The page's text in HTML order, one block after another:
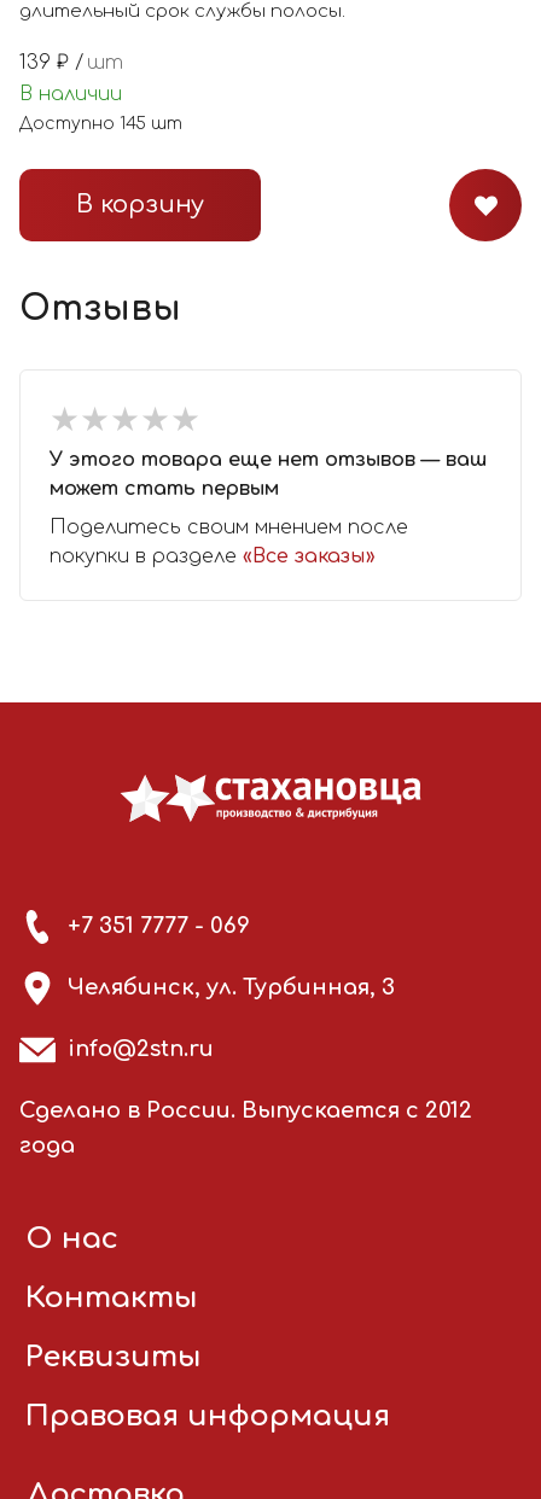
длительный срок службы полосы.
139 ₽ / шт
В наличии
Доступно 145 шт
В корзину
Отзывы
★★★★★
★★★★★
У этого товара еще нет отзывов — ваш
может стать первым
Поделитесь своим мнением после
покупки в разделе «Все заказы»
+7 351 7777 - 069
Челябинск, ул. Турбинная, 3
info@2stn.ru
Сделано в России. Выпускается с 2012
года
О нас
Контакты
Реквизиты
Правовая информация